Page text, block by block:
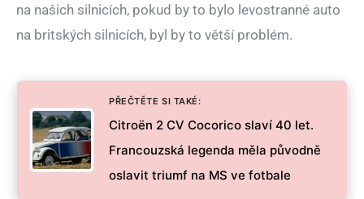
na našich silnicích, pokud by to bylo levostranné auto
na britských silnicích, byl by to větší problém.
PŘEČTĚTE SI TAKÉ:
Citroën 2 CV Cocorico slaví 40 let.
Francouzská legenda měla původně
oslavit triumf na MS ve fotbale